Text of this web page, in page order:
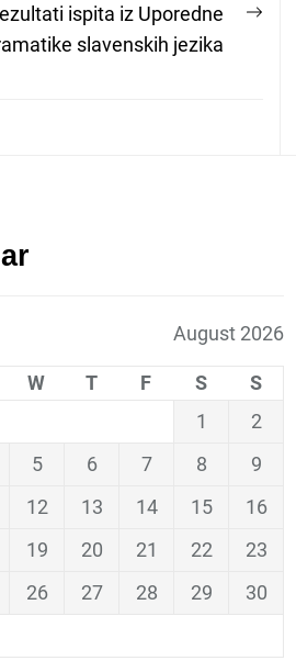
Next
ispita iz Uporedne
slavenskih jezika
August 2026
W T F S
S
1
2
5 6 7 8
9
12 13 14 15
16
19 20 21 22
23
26 27 28 29
30